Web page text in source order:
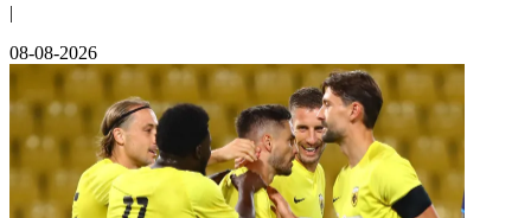
|
08-08-2026